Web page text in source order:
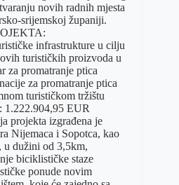
novih radnih mjesta
srijemskoj županiji.
infrastrukture u cilju
turističkih proizvoda u
za promatranje ptica
za promatranje ptica
turističkom tržištu
1.222.904,95 EUR
projekta izgrađena je
Nijemaca i Sopotca, kao
u dužini od 3,5km,
biciklističke staze
ponude novim